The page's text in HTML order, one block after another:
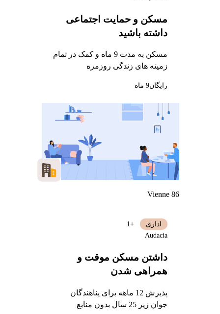
مسکن و حمایت اجتماعی
داشته باشید
مسکن به مدت 9 ماه و کمک در تمام
زمینه های زندگی روزمره
رایگان9 ماه
Vienne 86
داشتن مسکن موقت و
همراهی شدن
پذیرش 12 ماهه برای پناهندگان
جوان زیر 25 سال بدون منابع
اداری
+1
Audacia